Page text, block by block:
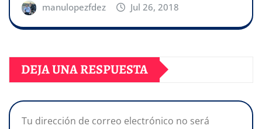
manulopezfdez Jul 26, 2018
DEJA UNA RESPUESTA
Tu dirección de correo electrónico no será